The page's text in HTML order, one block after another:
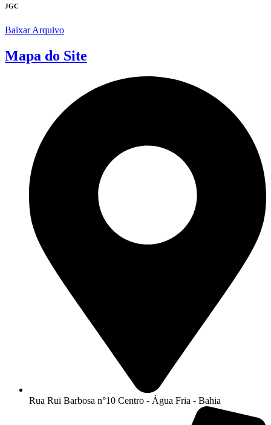
JGC
Baixar Arquivo
Mapa do Site
Rua Rui Barbosa n°10 Centro - Água Fria - Bahia